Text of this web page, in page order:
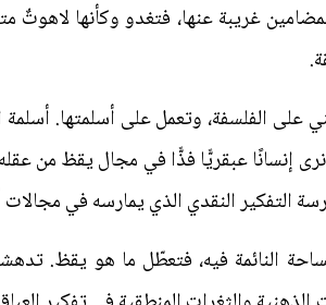
غريبة عنها، فتغدو وكأنها لاهوتٌ
على الفلسفة، وتعمل على أسلمتها.
إنسانًا عبقريًّا فذًّا في مجال يقظ من
التفكير النقدي الذي يمارسه في
النائمة فيه، فتعطّل ما هو يقظ.